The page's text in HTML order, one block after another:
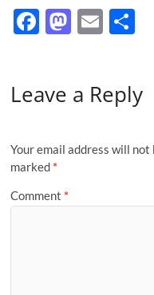
F
b
o
k
M
d
n
E
e
Leave a Reply
Your email address will not
marked *
Comment *